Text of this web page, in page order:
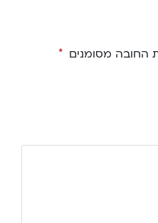
החובה מסומנים *